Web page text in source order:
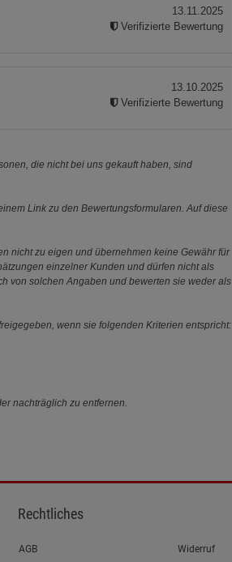
13.11.2025
Verifizierte Bewertung
13.10.2025
Verifizierte Bewertung
die nicht bei uns gekauft haben, sind
Link zu den Bewertungsformularen. Auf diese
nicht zu eigen und übernehmen keine Gewähr für
einzelner Kunden und dürfen nicht als
von solchen Angaben und bewerten sie weder als
wenn sie folgenden Kriterien entspricht:
nachträglich zu entfernen.
Rechtliches
Link zum/zur
AGB Widerruf